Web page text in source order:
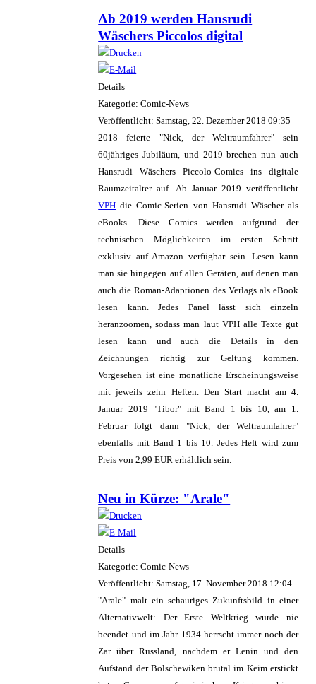
Ab 2019 werden Hansrudi
Wäschers Piccolos digital
Details
Kategorie: Comic-News
Veröffentlicht: Samstag, 22. Dezember 2018 09:35
2018 feierte "Nick, der Weltraumfahrer" sein
60jähriges Jubiläum, und 2019 brechen nun auch
Hansrudi Wäschers Piccolo-Comics ins digitale
Raumzeitalter auf. Ab Januar 2019 veröffentlicht
VPH die Comic-Serien von Hansrudi Wäscher als
eBooks. Diese Comics werden aufgrund der
technischen Möglichkeiten im ersten Schritt
exklusiv auf Amazon verfügbar sein. Lesen kann
man sie hingegen auf allen Geräten, auf denen man
auch die Roman-Adaptionen des Verlags als eBook
lesen kann. Jedes Panel lässt sich einzeln
heranzoomen, sodass man laut VPH alle Texte gut
lesen kann und auch die Details in den
Zeichnungen richtig zur Geltung kommen.
Vorgesehen ist eine monatliche Erscheinungsweise
mit jeweils zehn Heften. Den Start macht am 4.
Januar 2019 "Tibor" mit Band 1 bis 10, am 1.
Februar folgt dann "Nick, der Weltraumfahrer"
ebenfalls mit Band 1 bis 10. Jedes Heft wird zum
Preis von 2,99 EUR erhältlich sein.
Neu in Kürze: "Arale"
Details
Kategorie: Comic-News
Veröffentlicht: Samstag, 17. November 2018 12:04
"Arale" malt ein schauriges Zukunftsbild in einer
Alternativwelt: Der Erste Weltkrieg wurde nie
beendet und im Jahr 1934 herrscht immer noch der
Zar über Russland, nachdem er Lenin und den
Aufstand der Bolschewiken brutal im Keim erstickt